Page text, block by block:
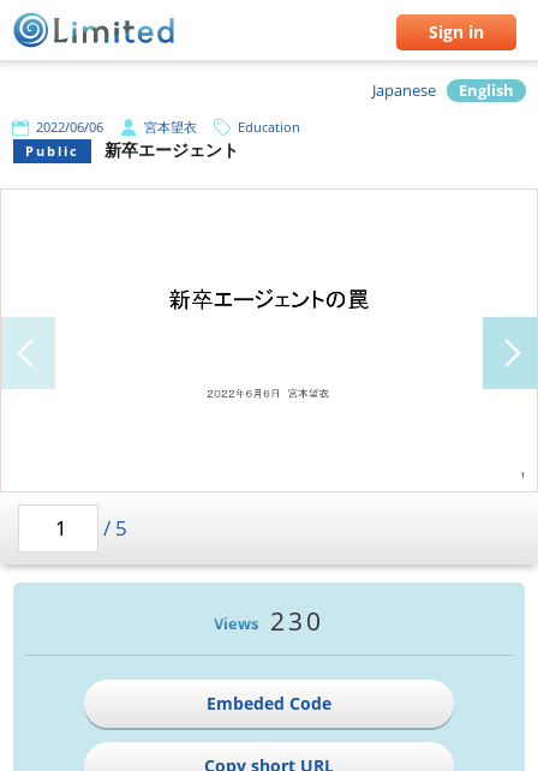
Sign in
Japanese English
2022/06/06 宮本望衣
Education
Public
新卒エージェント
/ 5
Views 230
Embeded Code
Copy short URL